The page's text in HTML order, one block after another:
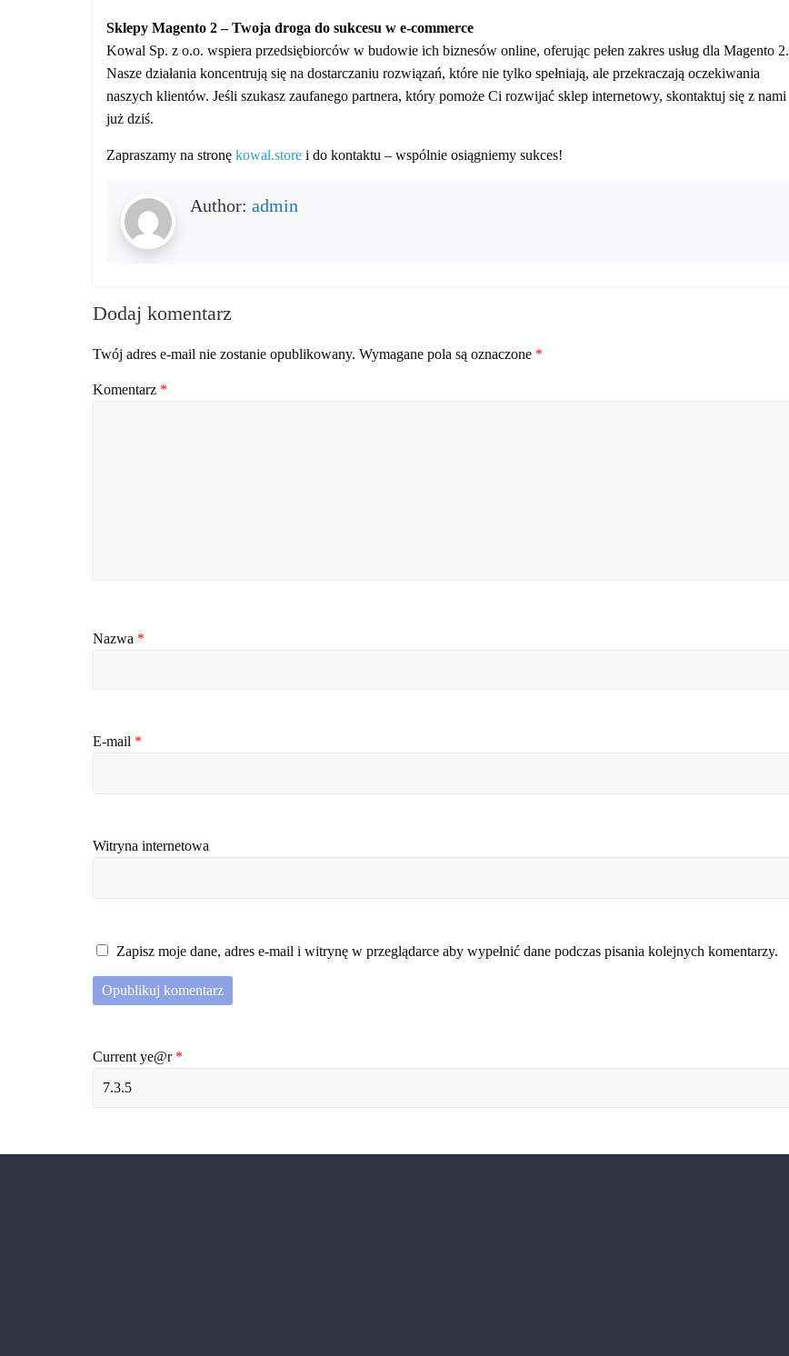
Sklepy Magento 2 – Twoja droga do sukcesu w e-commerce
Kowal Sp. z o.o. wspiera przedsiębiorców w budowie ich biznesów online, oferując pełen zakres usług dla Magento 2.
Nasze działania koncentrują się na dostarczaniu rozwiązań, które nie tylko spełniają, ale przekraczają oczekiwania
naszych klientów. Jeśli szukasz zaufanego partnera, który pomoże Ci rozwijać sklep internetowy, skontaktuj się z nami
już dziś.
Zapraszamy na stronę kowal.store i do kontaktu – wspólnie osiągniemy sukces!
Author: admin
Dodaj komentarz
Twój adres e-mail nie zostanie opublikowany. Wymagane pola są oznaczone *
Komentarz *
Nazwa *
E-mail *
Witryna internetowa
Zapisz moje dane, adres e-mail i witrynę w przeglądarce aby wypełnić dane podczas pisania kolejnych komentarzy.
Current ye@r *